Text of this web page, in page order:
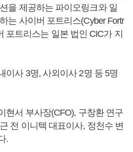
을 제공하는 파이오링크와 일
는 사이버 포트리스(Cyber Fortr
포트리스는 일본 법인 CIC가 지
이사 3명, 사외이사 2명 등 5명
현서 부사장(CFO), 구창환 연구
전 이니텍 대표이사, 정천수 변
.